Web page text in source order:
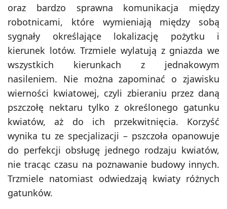
oraz bardzo sprawna komunikacja między
robotnicami, które wymieniają między sobą
sygnały określające lokalizację pożytku i
kierunek lotów. Trzmiele wylatują z gniazda we
wszystkich kierunkach z jednakowym
nasileniem. Nie można zapominać o zjawisku
wierności kwiatowej, czyli zbieraniu przez daną
pszczołę nektaru tylko z określonego gatunku
kwiatów, aż do ich przekwitnięcia. Korzyść
wynika tu ze specjalizacji – pszczoła opanowuje
do perfekcji obsługę jednego rodzaju kwiatów,
nie tracąc czasu na poznawanie budowy innych.
Trzmiele natomiast odwiedzają kwiaty różnych
gatunków.